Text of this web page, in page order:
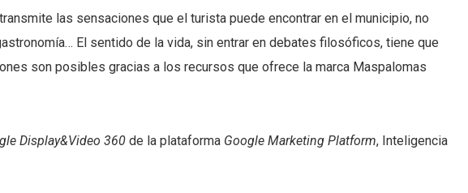
transmite las sensaciones que el turista puede encontrar en el municipio, no
El sentido de la vida, sin entrar en debates filosóficos, tiene que
son posibles gracias a los recursos que ofrece la marca Maspalomas
Display&Video 360 de la plataforma Google Marketing Platform, Inteligencia